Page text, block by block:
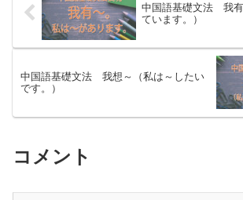
中国語基礎文法 我
ています。）
中国語基礎文法 我想～（私は～したい
です。）
コメント